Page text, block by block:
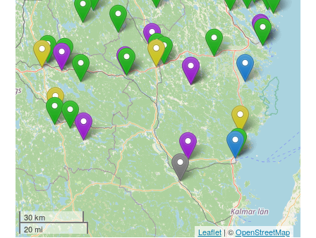
30 km
20 mi
Leaflet| ©OpenStreetMap